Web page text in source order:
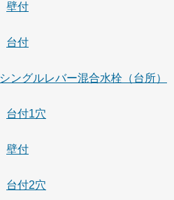
壁付
台付
シングルレバー混合水栓（台所）
台付1穴
壁付
台付2穴